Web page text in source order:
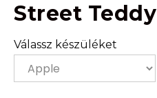
Street Teddy
Válassz készüléket